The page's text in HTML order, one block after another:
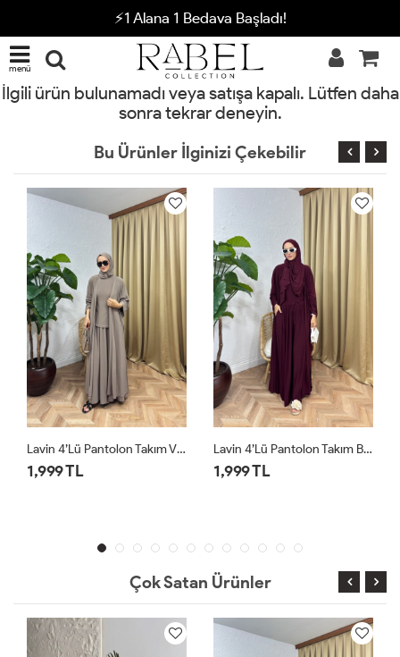
⚡1 Alana 1 Bedava Başladı!
menü
İlgili ürün bulunamadı veya satışa kapalı. Lütfen daha
sonra tekrar deneyin.
Bu Ürünler İlginizi Çekebilir
Lavin 4’lü Pantolon Takım Bordo
1,999 TL
Lavin 4’lü Pantolon Takım Siyah
1,999 TL
Çok Satan Ürünler